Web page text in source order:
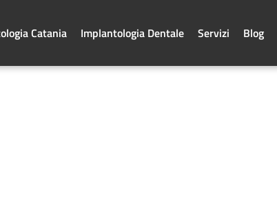
Catania Implantologia Dentale Servizi Blog